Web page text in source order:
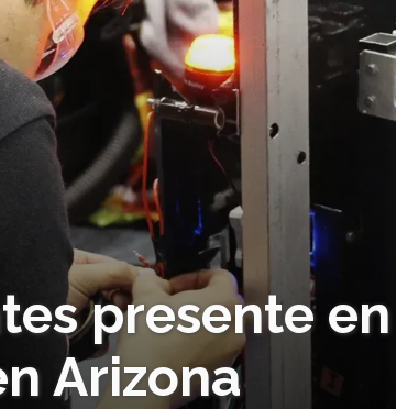
presente en
Arizona